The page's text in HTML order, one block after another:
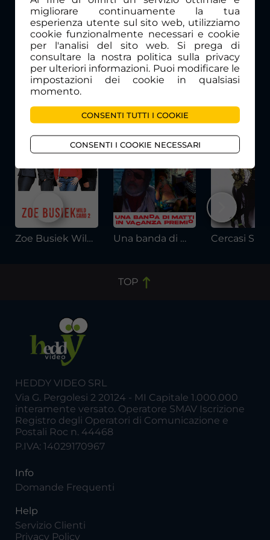
quando, per una serie di circostanze assurde,
viene rapito e portato nella cittadina di Caiazzo. Il
tassista-sequestratore, colui che ha ideato e
effettuato il rapimento, lo porta a casa sua. Il
riscatto? Una giornata di …
Guarda anche
Zoe Busiek Wild World Una banda di matti in vacanza premio
TOP
HEDDY VIDEO SRL
Via G. Pergolesi 2 20124 - MI Capitale 1.000.000
interamente versato. Operatore SMAV Iscrizione
Registro degli Operatori di Comunicazione e
Postali Roc n. 44468
P.IVA: 14029170967
Info
Domande Frequenti
Help
Servizio Clienti
Privacy Policy
migliorare continuamente la tua
esperienza utente sul sito web, utilizziamo
cookie funzionalmente necessari e cookie
per l'analisi del sito web. Si prega di
consultare la nostra politica sulla privacy
per ulteriori informazioni. Puoi modificare le
impostazioni dei cookie in qualsiasi
momento.
CONSENTI TUTTI I COOKIE
CONSENTI I COOKIE NECESSARI